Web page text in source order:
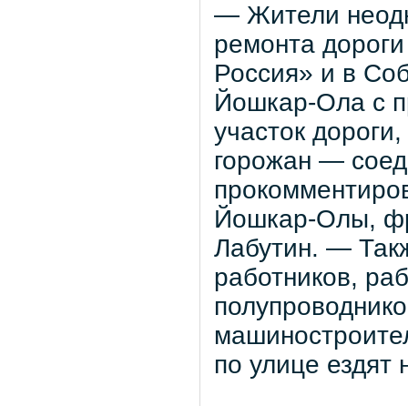
— Жители
ремонта
Россия» и в
Йошкар-Ола с
участок
горожан —
Йошкар-Олы,
Лабутин. —
работников,
по улице ездят